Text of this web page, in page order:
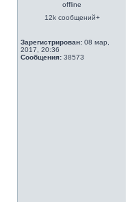
offline
12k сообщений+
Зарегистрирован: 08 мар,
2017, 20:36
Сообщения: 38573